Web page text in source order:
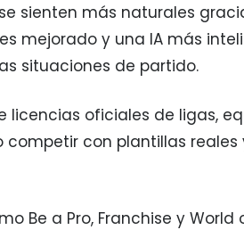
sienten más naturales
mejorado y una IA más
situaciones de partido.
licencias oficiales de ligas,
competir con plantillas reales
Be a Pro, Franchise y World